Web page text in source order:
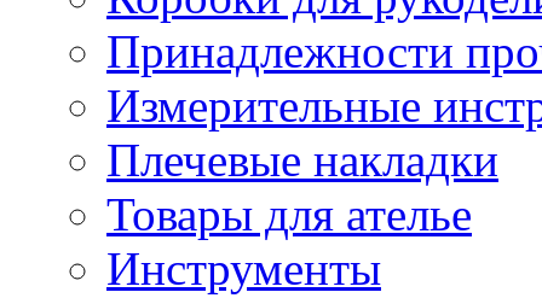
Принадлежности
Измерительные
Плечевые накладки
Товары для ателье
Инструменты